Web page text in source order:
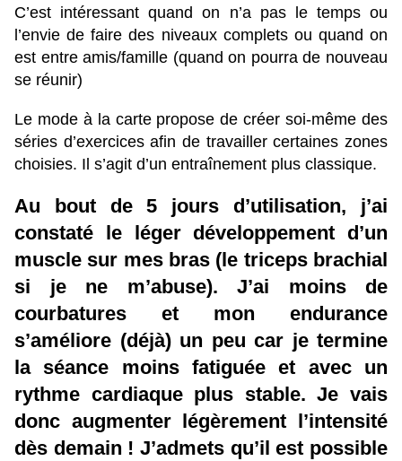
C’est intéressant quand on n’a pas le temps ou
l’envie de faire des niveaux complets ou quand on
est entre amis/famille (quand on pourra de nouveau
se réunir)
Le mode à la carte propose de créer soi-même des
séries d’exercices afin de travailler certaines zones
choisies. Il s’agit d’un entraînement plus classique.
Au bout de 5 jours d’utilisation, j’ai
constaté le léger développement d’un
muscle sur mes bras (le triceps brachial
si je ne m’abuse). J’ai moins de
courbatures et mon endurance
s’améliore (déjà) un peu car je termine
la séance moins fatiguée et avec un
rythme cardiaque plus stable. Je vais
donc augmenter légèrement l’intensité
dès demain ! J’admets qu’il est possible